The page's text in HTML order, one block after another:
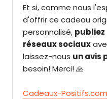
Et si, comme nous
d'offrir ce cadeau
personnalisé, publiez
réseaux sociaux
laissez-nous un avis
besoin! Merci! 🙏
Cadeaux-Positifs.com